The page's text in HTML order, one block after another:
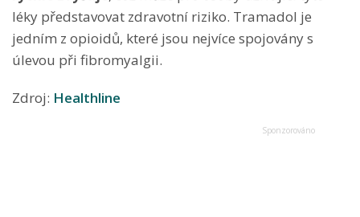
léky představovat zdravotní riziko. Tramadol je
jedním z opioidů, které jsou nejvíce spojovány s
úlevou při fibromyalgii.
Zdroj: Healthline